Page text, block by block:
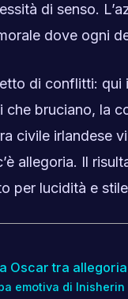
di senso.
dove ogni
di conflitti: qui
bruciano, la
civile irlandese
allegoria. Il
per lucidità e
Oscar tra
emotiva di Inisherin